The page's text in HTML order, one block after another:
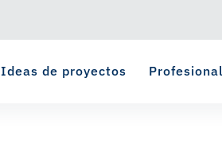
Ideas de proyectos